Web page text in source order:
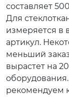
составляет
Для
измеряется в
артикул.
меньший
вырастет на
рекомендуем